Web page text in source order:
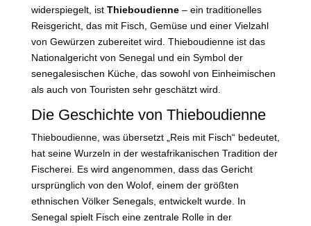
widerspiegelt, ist Thieboudienne– ein traditionelles
Reisgericht, das mit Fisch, Gemüse und einer Vielzahl
von Gewürzen zubereitet wird. Thieboudienne ist das
Nationalgericht von Senegal und ein Symbol der
senegalesischen Küche, das sowohl von Einheimischen
als auch von Touristen sehr geschätzt wird.
Die Geschichte von Thieboudienne
Thieboudienne, was übersetzt „Reis mit Fisch“ bedeutet,
hat seine Wurzeln in der westafrikanischen Tradition der
Fischerei. Es wird angenommen, dass das Gericht
ursprünglich von den Wolof, einem der größten
ethnischen Völker Senegals, entwickelt wurde. In
Senegal spielt Fisch eine zentrale Rolle in der